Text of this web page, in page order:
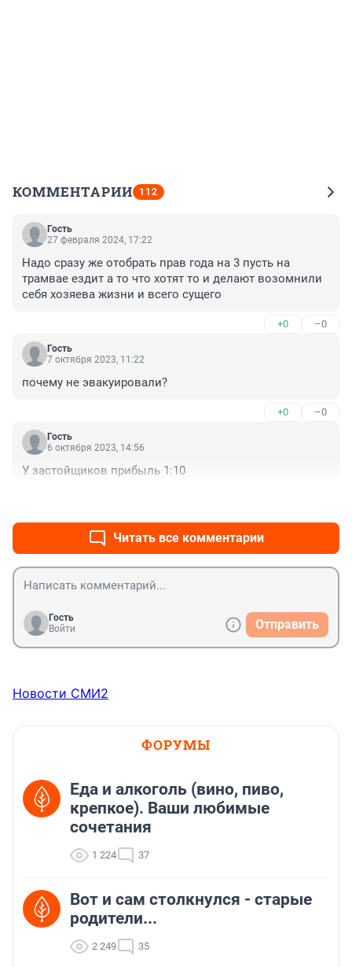
КОММЕНТАРИИ 112
Гость
27 февраля 2024, 17:22
Надо сразу же отобрать прав года на 3 пусть на
трамвае ездит а то что хотят то и делают возомнили
себя хозяева жизни и всего сущего
+0 –0
Гость
7 октября 2023, 11:22
почему не эвакуировали?
+0 –0
Гость
6 октября 2023, 14:56
У застойщиков прибыль 1:10
Читать все комментарии
Гость
Войти
Отправить
Новости СМИ2
ФОРУМЫ
Еда и алкоголь (вино, пиво,
крепкое). Ваши любимые
сочетания
1 224 37
Вот и сам столкнулся - старые
родители...
2 249 35